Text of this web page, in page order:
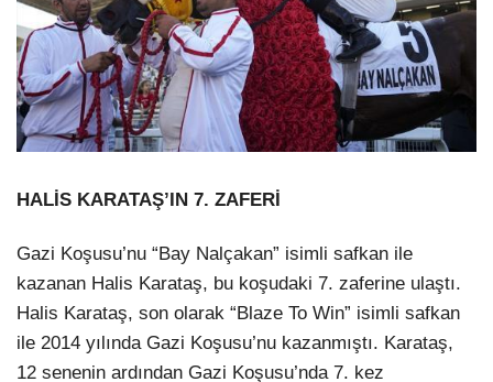
HALİS KARATAŞ’IN 7. ZAFERİ
Gazi Koşusu’nu “Bay Nalçakan” isimli safkan ile
kazanan Halis Karataş, bu koşudaki 7. zaferine ulaştı.
Halis Karataş, son olarak “Blaze To Win” isimli safkan
ile 2014 yılında Gazi Koşusu’nu kazanmıştı. Karataş,
12 senenin ardından Gazi Koşusu’nda 7. kez